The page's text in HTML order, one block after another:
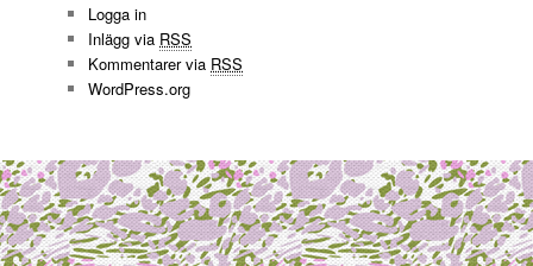
Logga in
Inlägg via RSS
Kommentarer via RSS
WordPress.org